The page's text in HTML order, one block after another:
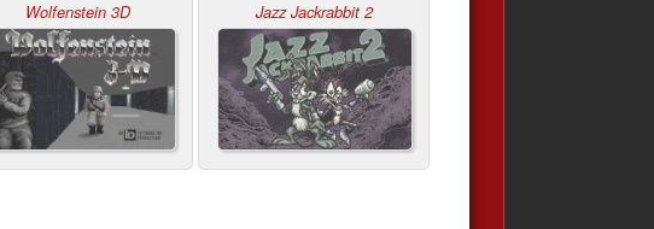
Wolfenstein 3D Jazz Jackrabbit 2